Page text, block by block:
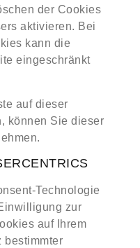
der Cookies
aktivieren. Bei
kann die
eingeschränkt
auf dieser
können Sie dieser
Technologie
zur
auf Ihrem
bestimmter